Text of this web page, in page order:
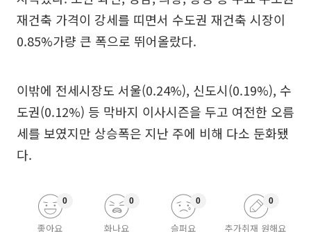
재건축 가격이 강세를 띠면서 수도권 재건축 시장이
0.85%가량 큰 폭으로 뛰어올랐다.
이밖에 전세시장도 서울(0.24%), 신도시(0.19%), 수
도권(0.12%) 등 막바지 이사시즌을 두고 여전한 오름
세를 보였지만 상승폭은 지난 주에 비해 다소 둔화됐
다.
좋아요
0
화나요
0
슬퍼요
0
추가취재 원해요
0